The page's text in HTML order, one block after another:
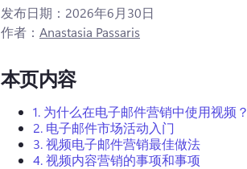
发布日期： 2026年6月30日
作者： Anastasia Passaris
本页内容
1. 为什么在电子邮件营销中使用视频？
2. 电子邮件市场活动入门
3.视频电子邮件营销最佳做法
4.视频内容营销的事项和事项